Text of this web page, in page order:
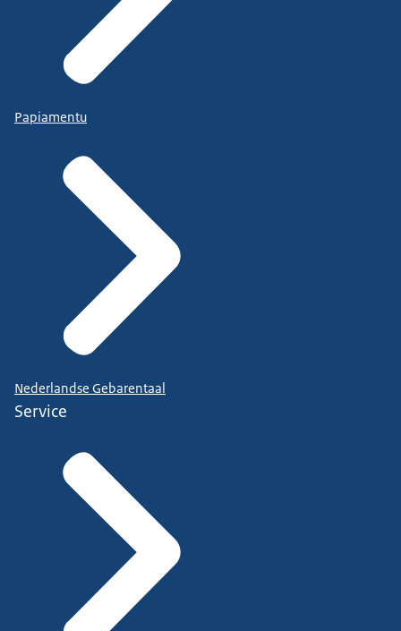
Papiamentu
Nederlandse Gebarentaal
Service